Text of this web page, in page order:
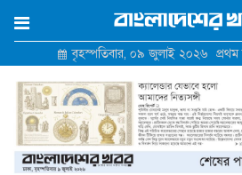
বৃহস্পতিবার, ০৯ জুলাই ২০২৬ প্রথম
×
আমাদের সম্পর্কে
যোগাযোগ
শর্তাবলি ও নীতিমালা
গোপনীয়তা নীতি